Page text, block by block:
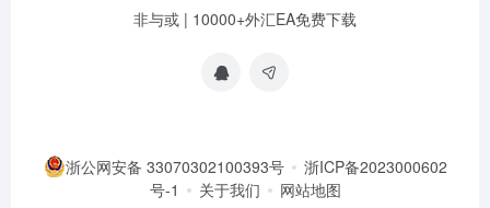
非与或 | 10000+外汇EA免费下载
浙公网安备 33070302100393号
浙ICP备2023000602
号-1
关于我们 网站地图